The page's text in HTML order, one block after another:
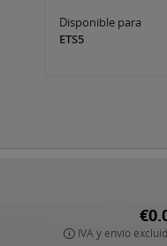
Disponible para
ETS5
IVA y envío